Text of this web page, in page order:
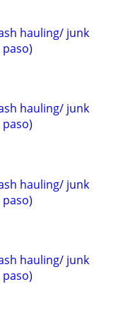
hauling/ junk
paso)
hauling/ junk
paso)
hauling/ junk
paso)
hauling/ junk
paso)